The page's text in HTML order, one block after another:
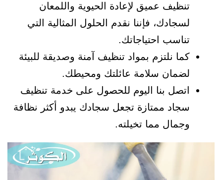
تنظيف عميق لإعادة الحيوية واللمعان
لسجادك، فإننا نقدم الحلول المثالية التي
تناسب احتياجاتك.
كما نلتزم بمواد تنظيف آمنة وصديقة للبيئة
لضمان سلامة عائلتك ومحيطك.
اتصل بنا اليوم للحصول على خدمة تنظيف
سجاد ممتازة تجعل سجادك يبدو أكثر نظافة
وجمال مما تخيلته.